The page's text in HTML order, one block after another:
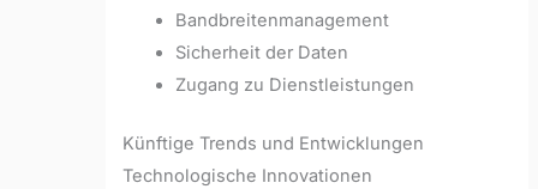
Bandbreitenmanagement
Sicherheit der Daten
Zugang zu Dienstleistungen
Künftige Trends und Entwicklungen
Technologische Innovationen